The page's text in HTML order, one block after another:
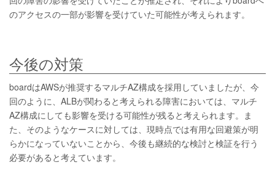
のアクセスの一部が影響を受けていた可能性が考えられます。
今後の対策
boardはAWSが推奨するマルチAZ構成を採用していましたが、今
回のように、ALBが関わると考えられる障害においては、マルチ
AZ構成にしても影響を受ける可能性が残ると考えられます。ま
た、そのようなケースに対しては、現時点では有用な回避策が明
らかになっていないことから、今後も継続的な検討と検証を行う
必要があると考えています。